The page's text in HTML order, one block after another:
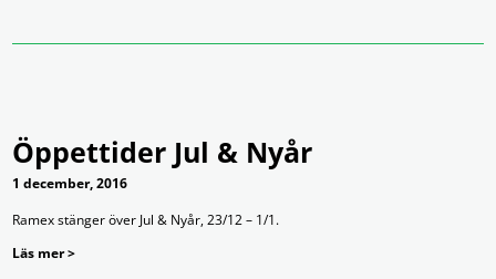
Öppettider Jul & Nyår
1 december, 2016
Ramex stänger över Jul & Nyår, 23/12 – 1/1.
Läs mer >